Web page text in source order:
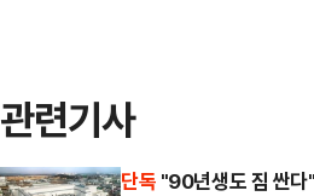
관련기사
단독 "90년생도 짐 싼